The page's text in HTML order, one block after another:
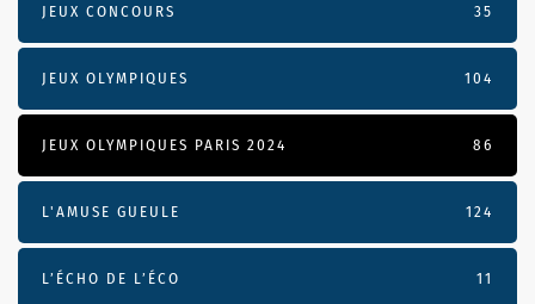
JEUX CONCOURS 35
JEUX OLYMPIQUES 104
JEUX OLYMPIQUES PARIS 2024 86
L'AMUSE GUEULE 124
L’ÉCHO DE L’ÉCO 11